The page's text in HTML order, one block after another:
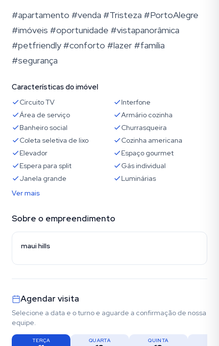
#apartamento #venda #Tristeza #PortoAlegre
#imóveis #oportunidade #vistapanorâmica
#petfriendly #conforto #lazer #família
#segurança
Características do imóvel
Circuito TV
Interfone
Área de serviço
Armário cozinha
Banheiro social
Churrasqueira
Coleta seletiva de lixo
Cozinha americana
Elevador
Espaço gourmet
Espera para split
Gás individual
Janela grande
Luminárias
Ver mais
Sobre o empreendimento
maui hills
Agendar visita
Selecione a data e o turno e aguarde a confirmação de nossa
equipe.
TERÇA QUARTA QUINTA